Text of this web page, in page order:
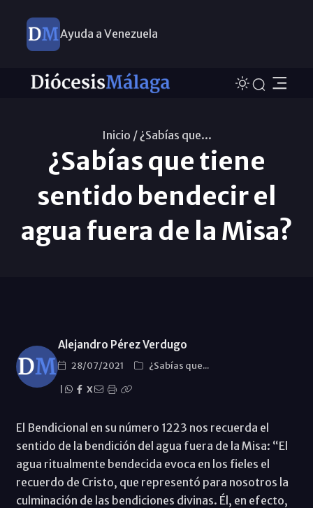
Ayuda a Venezuela
Inicio /¿Sabías que...
¿Sabías que tiene
sentido bendecir el
agua fuera de la Misa?
Alejandro Pérez Verdugo
28/07/2021
¿Sabías que...
X
El Bendicional en su número 1223 nos recuerda el
sentido de la bendición del agua fuera de la Misa: “El
agua ritualmente bendecida evoca en los fieles el
recuerdo de Cristo, que representó para nosotros la
culminación de las bendiciones divinas. Él, en efecto,